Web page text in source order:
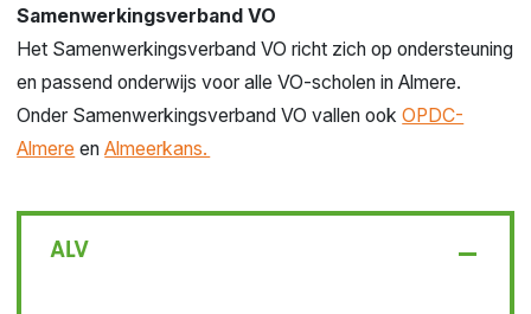
Samenwerkingsverband VO
Het Samenwerkingsverband VO richt zich op ondersteuning
en passend onderwijs voor alle VO-scholen in Almere.
Onder Samenwerkingsverband VO vallen ookOPDC-
Almere enAlmeerkans.
ALV